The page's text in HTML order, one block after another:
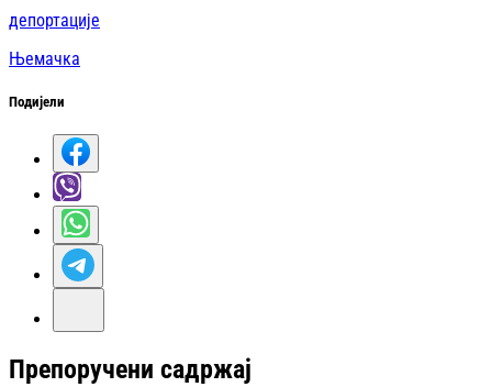
депортације
Њемачка
Подијели
Препоручени садржај